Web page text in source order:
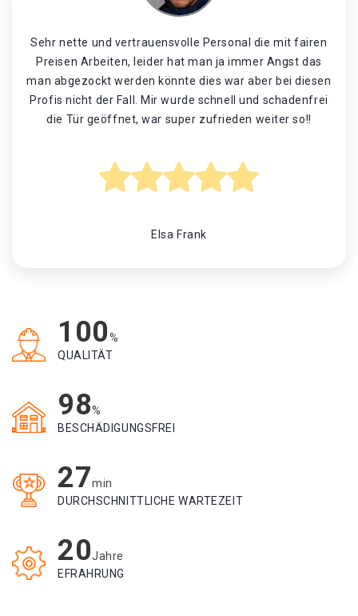
Sehr nette und vertrauensvolle Personal die mit fairen
Preisen Arbeiten, leider hat man ja immer Angst das
man abgezockt werden könnte dies war aber bei diesen
Profis nicht der Fall. Mir wurde schnell und schadenfrei
die Tür geöffnet, war super zufrieden weiter so!!
Elsa Frank
100%
QUALITÄT
98%
BESCHÄDIGUNGSFREI
27min
DURCHSCHNITTLICHE WARTEZEIT
20Jahre
EFRAHRUNG